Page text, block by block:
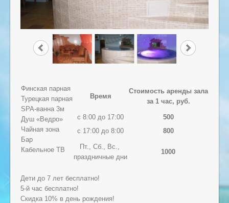
Финская парная
Турецкая парная
SPA-ванна 3м
Душ «Ведро»
Чайная зона
Бар
Кабельное ТВ
Время
Стоимость аренды зала
за 1 час, руб.
с 8:00 до 17:00
500
с 17:00 до 8:00
800
Пт., Сб., Вс.,
праздничные дни
1000
Дети до 7 лет бесплатно!
5-й час бесплатно!
Скидка 10% в день рождения!